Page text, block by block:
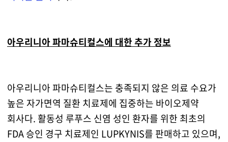
아우리니아 파마슈티컬스에 대한 추가 정보
아우리니아 파마슈티컬스는 충족되지 않은 의료 수요가
높은 자가면역 질환 치료제에 집중하는 바이오제약
회사다. 활동성 루푸스 신염 성인 환자를 위한 최초의
FDA 승인 경구 치료제인 LUPKYNIS를 판매하고 있으며,